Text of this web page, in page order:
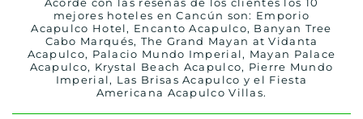
mejores hoteles en Cancún son: Emporio
Acapulco Hotel, Encanto Acapulco, Banyan Tree
Cabo Marqués, The Grand Mayan at Vidanta
Acapulco, Palacio Mundo Imperial, Mayan Palace
Acapulco, Krystal Beach Acapulco, Pierre Mundo
Imperial, Las Brisas Acapulco y el Fiesta
Americana Acapulco Villas.